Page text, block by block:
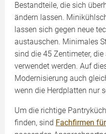
Bestandteile, die sich
ändern lassen.
lassen sich gegen neue
austauschen. Minimales
sind die 45 Zentimeter,
verwendet werden. Auf
Modernisierung auch
wenn die Herdplatten nur
Um die richtige
finden, sind Fachfirmen